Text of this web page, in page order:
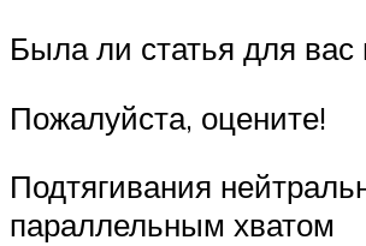
Была ли статья для вас
Пожалуйста, оцените!
Подтягивания
параллельным хватом